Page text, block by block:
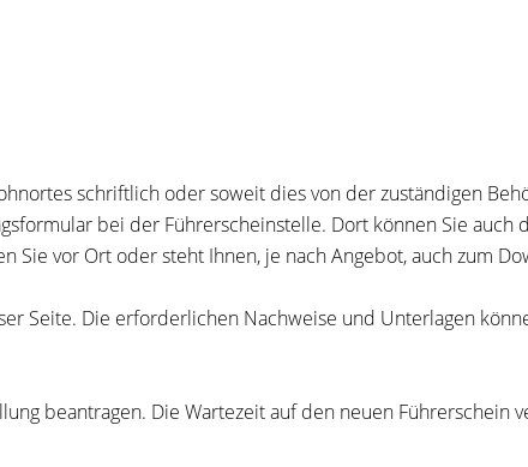
schriftlich oder soweit dies von der zuständigen
bei der Führerscheinstelle. Dort können Sie
Sie vor Ort oder steht Ihnen, je nach Angebot, auch zum
Seite. Die erforderlichen Nachweise und Unterlagen
beantragen. Die Wartezeit auf den neuen Führerschein